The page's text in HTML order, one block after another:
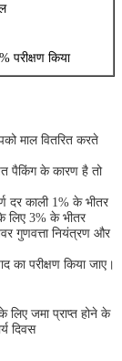
परीक्षण किया
माल वितरित करते
पैकिंग के कारण है तो
दर काली 1% के भीतर
लिए 3% के भीतर
गुणवत्ता नियंत्रण और
परीक्षण किया जाए।
जमा प्राप्त होने के
दिवस